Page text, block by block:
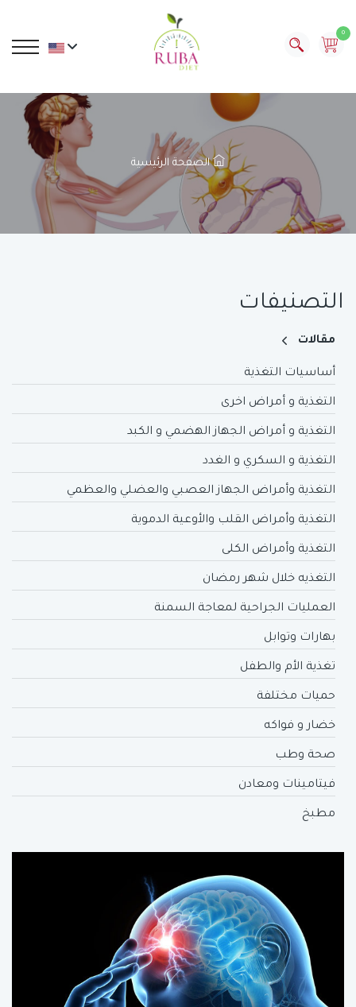
0
الصفحة الرئيسية
التصنيفات
مقالات
أساسيات التغذية
التغذية و أمراض اخرى
التغذية و أمراض الجهاز الهضمي و الكبد
التغذية و السكري و الغدد
التغذية وأمراض الجهاز العصبي والعضلي والعظمي
التغذية وأمراض القلب والأوعية الدموية
التغذية وأمراض الكلى
التغذيه خلال شهر رمضان
العمليات الجراحية لمعاجة السمنة
بهارات وتوابل
تغذية الأم والطفل
حميات مختلفة
خضار و فواكه
صحة وطب
فيتامينات ومعادن
مطبخ